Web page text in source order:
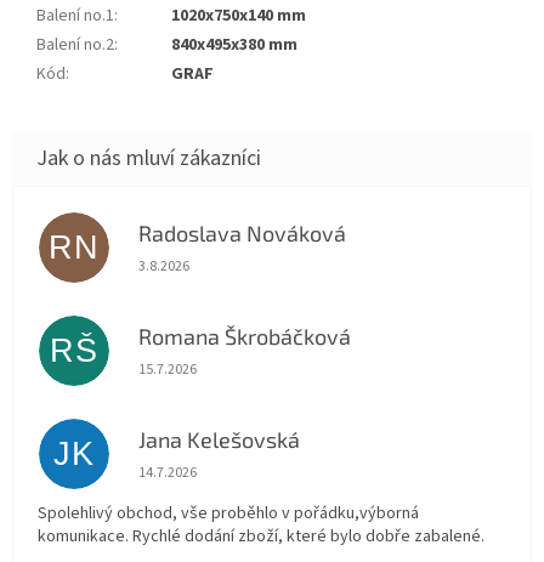
Balení no.1:
1020x750x140 mm
Balení no.2:
840x495x380 mm
Kód: GRAF
RN Radoslava Nováková
Hodnocení obchodu je 5 z 5 hvězdiček.
3.8.2026
RŠ Romana Škrobáčková
Hodnocení obchodu je 5 z 5 hvězdiček.
15.7.2026
JK Jana Kelešovská
Hodnocení obchodu je 5 z 5 hvězdiček.
14.7.2026
Spolehlivý obchod, vše proběhlo v pořádku,výborná
komunikace. Rychlé dodání zboží, které bylo dobře zabalené.